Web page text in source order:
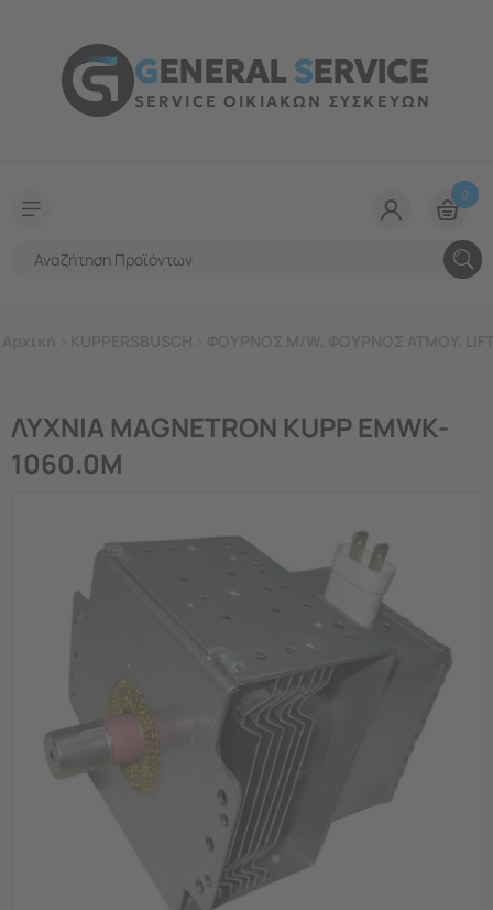
GENERALSERVICE
SERVICE ΟΙΚΙΑΚΩΝ ΣΥΣΚΕΥΩΝ
0
ΛΥΧΝΙΑ MAGNETRON KUPP EMWK-
1060.0Μ